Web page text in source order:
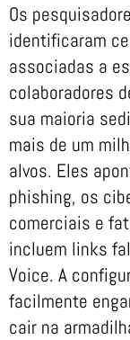
Os
identificaram
associadas a
colaboradores
sua maioria
mais de um
alvos. Eles
phishing, os
comerciais e
incluem links
Voice. A
facilmente
cair na